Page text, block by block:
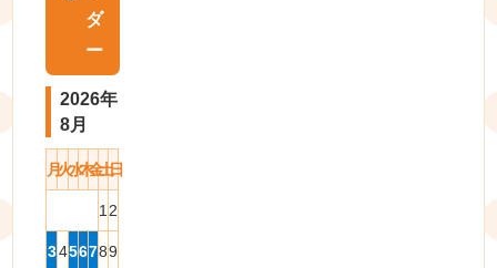
ダ
ー
2026年
8月
月火水木金土日
1 2
3456789